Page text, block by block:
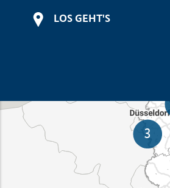
LOS GEHT'S